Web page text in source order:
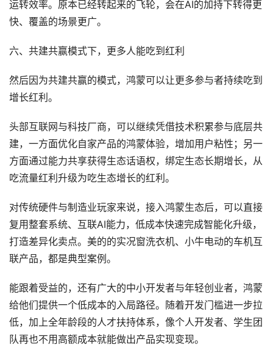
运转效率。原本已经转起来的飞轮，会在AI的加持下转得更
快、覆盖的场景更广。
六、共建共赢模式下，更多人能吃到红利
然后因为共建共赢的模式，鸿蒙可以让更多参与者持续吃到
增长红利。
头部互联网与科技厂商，可以继续凭借技术积累参与底层共
建，一方面优化自家产品的鸿蒙体验，增加用户粘性；另一
方面通过能力共享获得生态话语权，绑定生态长期增长，从
吃流量红利升级为吃生态增长的红利。
对传统硬件与制造业玩家来说，接入鸿蒙生态后，可以直接
复用整套系统、互联AI能力，低成本快速完成智能化升级，
打造差异化卖点。美的的实况窗洗衣机、小牛电动的车机互
联产品，都是典型案例。
能跟着受益的，还有广大的中小开发者与年轻创业者，鸿蒙
给他们提供一个低成本的入局路径。随着开发门槛进一步拉
低，加上全年龄段的人才扶持体系，像个人开发者、学生团
队再也不用高额成本就能做出产品实现变现。